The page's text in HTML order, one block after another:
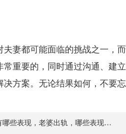
夫妻都可能面临的挑战之一，
常重要的，同时通过沟通、建
决方案。无论结果如何，不要
老婆出轨有哪些表现，老婆出轨，哪些表现让人担忧？